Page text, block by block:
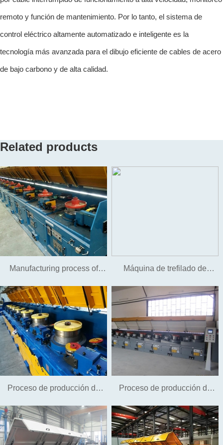
remoto y función de mantenimiento. Por lo tanto, el sistema de
control eléctrico altamente automatizado e inteligente es la
tecnología más avanzada para el dibujo eficiente de cables de acero
de bajo carbono y de alta calidad.
Related products
Manufacturing process of
nailing steel wire and no-
wash nail wire
Máquina de trefilado de
alambre de troquel refrigerado
por agua
Proceso de producción de
alambre de acero galvanizado
(hierro) sin ácido.
Proceso de producción de
alambre de suspensión